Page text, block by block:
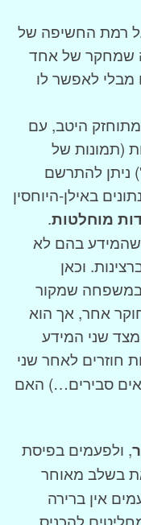
רמת החשיפה של
שמחקר של אחד
מבלי לאפשר לו
מתוחזק היטב, עם
(תמונות של
ניתן להתרשם
באילן-היוחסין
מוחלטות.
שהמידע בהם לא
וכאן
במשפחה שמקור
אחר, אך הוא
שני המידע
חוזרים לאחר שני
סבירים…) האם
, ולפעמים בפיסת
בשלב מאוחר
אין ברירה
להכניס